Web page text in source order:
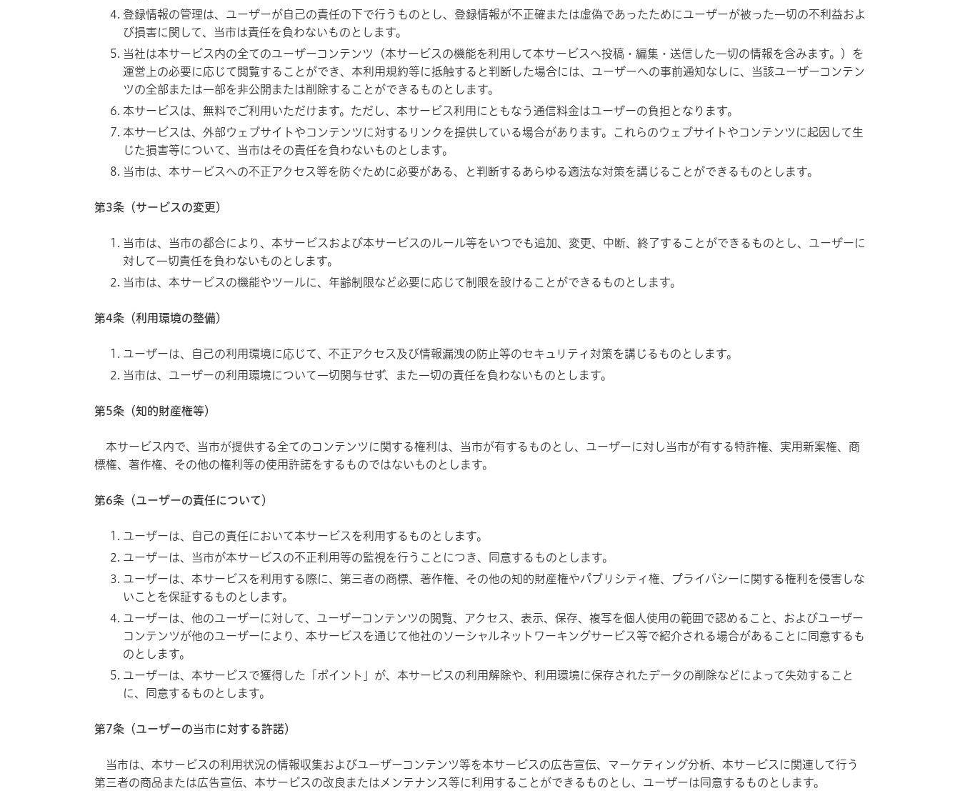
登録情報の管理は、ユーザーが自己の責任の下で行うものとし、登録情報が不正確または虚偽であったためにユーザーが被った一切の不利益およ
び損害に関して、当市は責任を負わないものとします。
当社は本サービス内の全てのユーザーコンテンツ（本サービスの機能を利用して本サービスへ投稿・編集・送信した一切の情報を含みます。）を
運営上の必要に応じて閲覧することができ、本利用規約等に抵触すると判断した場合には、ユーザーへの事前通知なしに、当該ユーザーコンテン
ツの全部または一部を非公開または削除することができるものとします。
本サービスは、無料でご利用いただけます。ただし、本サービス利用にともなう通信料金はユーザーの負担となります。
本サービスは、外部ウェブサイトやコンテンツに対するリンクを提供している場合があります。これらのウェブサイトやコンテンツに起因して生
じた損害等について、当市はその責任を負わないものとします。
当市は、本サービスへの不正アクセス等を防ぐために必要がある、と判断するあらゆる適法な対策を講じることができるものとします。
第3条（サービスの変更）
当市は、当市の都合により、本サービスおよび本サービスのルール等をいつでも追加、変更、中断、終了することができるものとし、ユーザーに
対して一切責任を負わないものとします。
当市は、本サービスの機能やツールに、年齢制限など必要に応じて制限を設けることができるものとします。
第4条（利用環境の整備）
ユーザーは、自己の利用環境に応じて、不正アクセス及び情報漏洩の防止等のセキュリティ対策を講じるものとします。
当市は、ユーザーの利用環境について一切関与せず、また一切の責任を負わないものとします。
第5条（知的財産権等）
本サービス内で、当市が提供する全てのコンテンツに関する権利は、当市が有するものとし、ユーザーに対し当市が有する特許権、実用新案権、商
標権、著作権、その他の権利等の使用許諾をするものではないものとします。
第6条（ユーザーの責任について）
ユーザーは、自己の責任において本サービスを利用するものとします。
ユーザーは、当市が本サービスの不正利用等の監視を行うことにつき、同意するものとします。
ユーザーは、本サービスを利用する際に、第三者の商標、著作権、その他の知的財産権やパブリシティ権、プライバシーに関する権利を侵害しな
いことを保証するものとします。
ユーザーは、他のユーザーに対して、ユーザーコンテンツの閲覧、アクセス、表示、保存、複写を個人使用の範囲で認めること、およびユーザー
コンテンツが他のユーザーにより、本サービスを通じて他社のソーシャルネットワーキングサービス等で紹介される場合があることに同意するも
のとします。
ユーザーは、本サービスで獲得した「ポイント」が、本サービスの利用解除や、利用環境に保存されたデータの削除などによって失効すること
に、同意するものとします。
第7条（ユーザーの当市に対する許諾）
当市は、本サービスの利用状況の情報収集およびユーザーコンテンツ等を本サービスの広告宣伝、マーケティング分析、本サービスに関連して行う
第三者の商品または広告宣伝、本サービスの改良またはメンテナンス等に利用することができるものとし、ユーザーは同意するものとします。